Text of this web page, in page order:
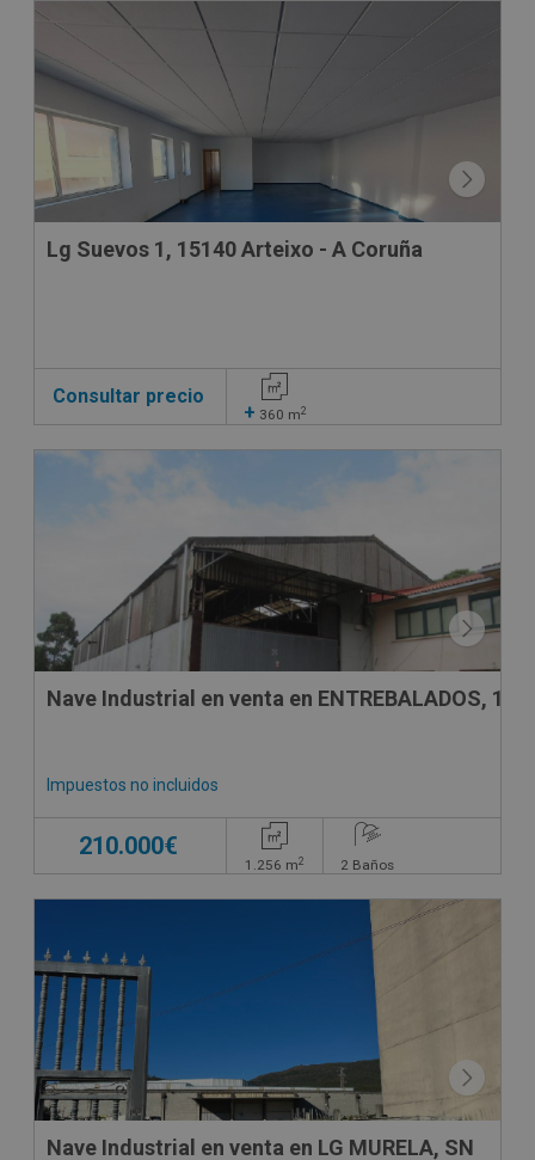
Lg Suevos 1, 15140 Arteixo - A Coruña
Consultar precio
+ 360 m2
Nave Industrial en venta en ENTREBALADOS, 13
Impuestos no incluidos
210.000€
1.256 m2 2 Baños
Nave Industrial en venta en LG MURELA, SN